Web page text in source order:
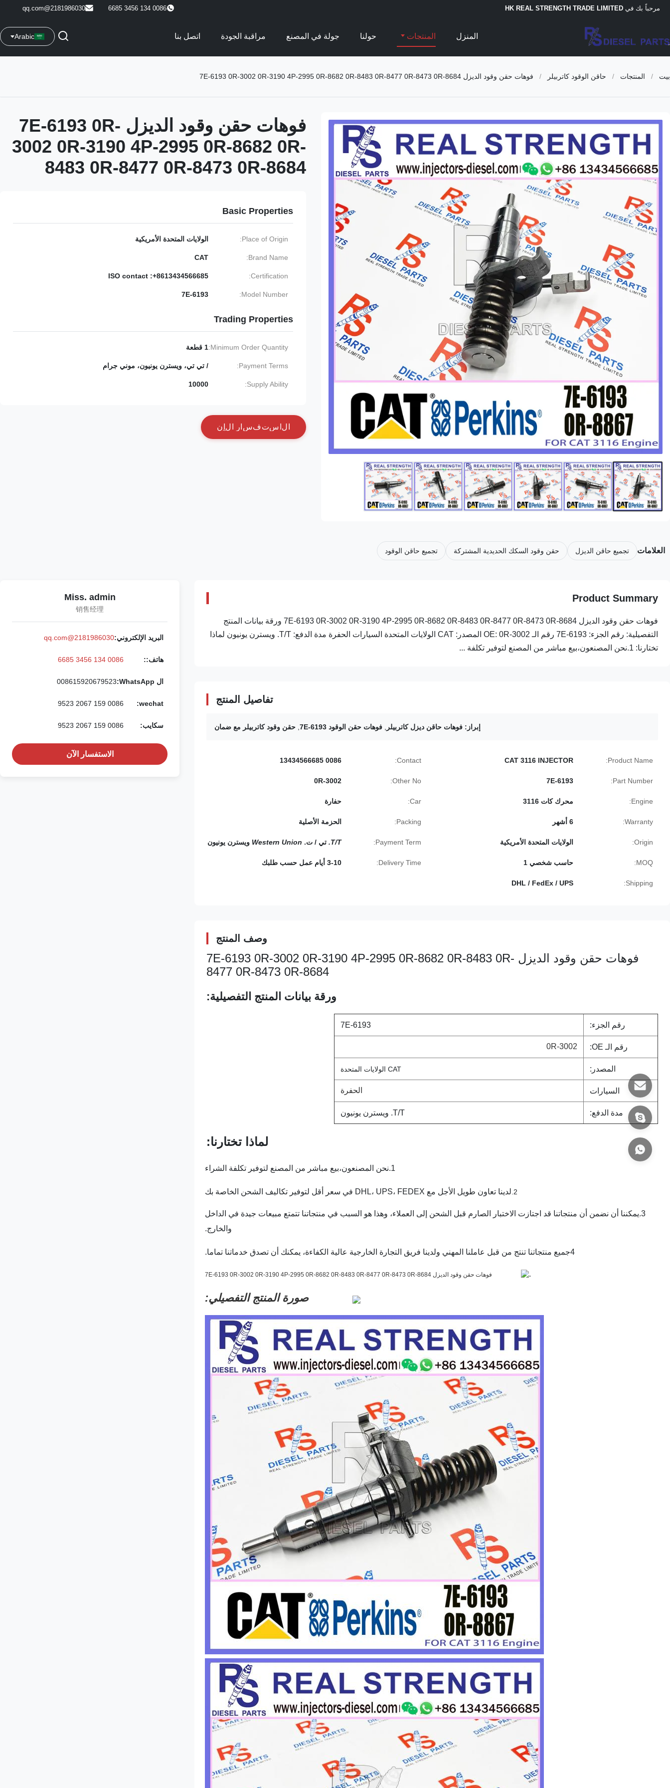
مرحباً بك في HK REAL STRENGTH TRADE LIMITED
0086 134 3456 6685
2181986030@qq.com
المنزل المنتجات حولنا جولة في المصنع مراقبة الجودة اتصل بنا Arabic
بيت / المنتجات / حاقن الوقود كاتربيلر / فوهات حقن وقود الديزل 7E-6193 0R-3002 0R-3190 4P-2995 0R-8682 0R-8483 0R-8477 0R-8473 0R-8684
فوهات حقن وقود الديزل 7E-6193 0R-
3002 0R-3190 4P-2995 0R-8682 0R-
8483 0R-8477 0R-8473 0R-8684
Basic Properties
Place of Origin: الولايات المتحدة الأمريكية
Brand Name:
CAT
Certification:
ISO contact :+8613434566685
Model Number:
7E-6193
Trading Properties
Minimum Order Quantity: 1 قطعة
Payment Terms: / تي تي، ويسترن يونيون، موني جرام
Supply Ability:
10000
ل ستفس ر ل ن
العلامات تجميع حاقن الديزل حقن وقود السكك الحديدية المشتركة تجميع حاقن الوقود
Product Summary
فوهات حقن وقود الديزل 7E-6193 0R-3002 0R-3190 4P-2995 0R-8682 0R-8483 0R-8477 0R-8473 0R-8684 ورقة بيانات المنتج
التفصيلية: رقم الجزء: 7E-6193 رقم الـ OE: 0R-3002 المصدر: CAT الولايات المتحدة السيارات الحفرة مدة الدفع: T/T. ويسترن يونيون لماذا
تختارنا: 1.نحن المصنعون،بيع مباشر من المصنع لتوفير تكلفة ...
تفاصيل المنتج
إبراز: فوهات حاقن ديزل كاتربيلر فوهات حقن الوقود 7E-6193 حقن وقود كاتربيلر مع ضمان
Product Name:
CAT 3116 INJECTOR
Contact:
0086 13434566685
Part Number:
7E-6193
Other No:
0R-3002
Engine: محرك كات 3116 Car: حفارة
Warranty: 6 أشهر Packing: الحزمة الأصلية
Origin: الولايات المتحدة الأمريكية Payment Term:
T/T. تي / ت. Western Union ويسترن يونيون
MOQ: حاسب شخصي 1 Delivery Time: 3-10 أيام عمل حسب طلبك
Shipping:
DHL / FedEx / UPS
وصف المنتج
فوهات حقن وقود الديزل 7E-6193 0R-3002 0R-3190 4P-2995 0R-8682 0R-8483 0R-
8477 0R-8473 0R-8684
ورقة بيانات المنتج التفصيلية:
رقم الجزء: 7E-6193
رقم الـ OE: 0R-3002
المصدر: CAT الولايات المتحدة
السيارات الحفرة
مدة الدفع: T/T. ويسترن يونيون
لماذا تختارنا:
1.نحن المصنعون،بيع مباشر من المصنع لتوفير تكلفة الشراء
2. لدينا تعاون طويل الأجل مع DHL، UPS، FEDEX في سعر أقل لتوفير تكاليف الشحن الخاصة بك
3.يمكننا أن نضمن أن منتجاتنا قد اجتازت الاختبار الصارم قبل الشحن إلى العملاء، وهذا هو السبب في منتجاتنا تتمتع مبيعات جيدة في الداخل
والخارج.
4جميع منتجاتنا تنتج من قبل عاملنا المهني ولدينا فريق التجارة الخارجية عالية الكفاءة، يمكنك أن تصدق خدماتنا تماما.
.
صورة المنتج التفصيلي:
Miss. admin
销售经理
البريد الإلكتروني:2181986030@qq.com
هاتف:: 0086 134 3456 6685
ال WhatsApp: 008615920679523
wechat:
0086 159 2067 9523
سكايب: 0086 159 2067 9523
الاستفسار الآن